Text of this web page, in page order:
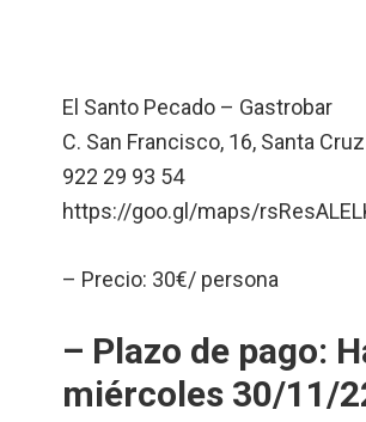
El Santo Pecado – Gastrobar
C. San Francisco, 16, Santa Cruz
922 29 93 54
https://goo.gl/maps/
– Precio: 30€/ persona
– Plazo de pago:
miércoles 30/11/